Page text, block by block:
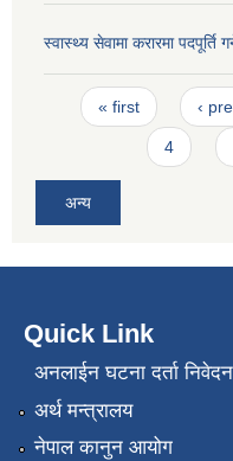
स्वास्थ्य सेवामा करारमा पदपूर्ति
Pages
« first ‹
4
अन्य
Quick Link
अनलाईन घटना दर्ता निवेदन
अर्थ मन्त्रालय
नेपाल कानुन आयोग